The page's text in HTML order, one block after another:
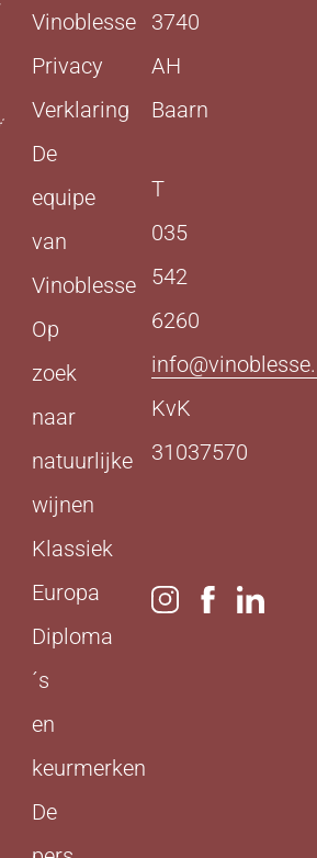
Vinoblesse
Privacy
Verklaring
De
equipe
van
Vinoblesse
Op
zoek
naar
natuurlijke
wijnen
Klassiek
Europa
Diploma
´s
en
keurmerken
De
3740
AH
Baarn
T
035
542
6260
KvK
31037570